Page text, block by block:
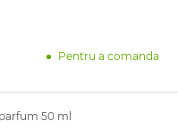
Pentru a comanda
50 ml